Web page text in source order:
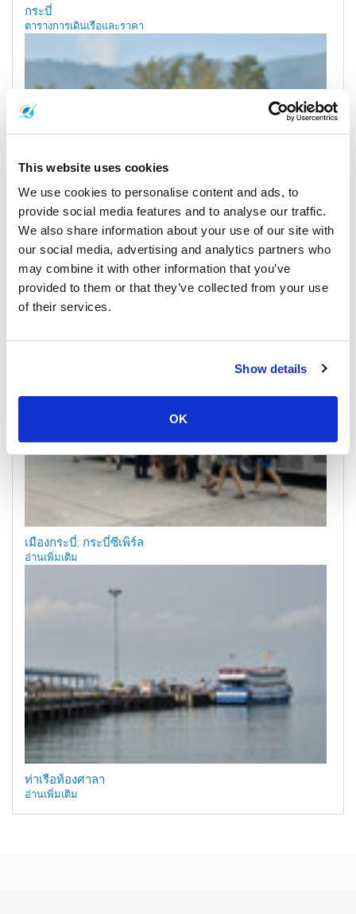
This website uses cookies
We use cookies to personalise content and ads, to
provide social media features and to analyse our traffic.
We also share information about your use of our site with
our social media, advertising and analytics partners who
may combine it with other information that you’ve
provided to them or that they’ve collected from your use
of their services.
Show details
OK
กระบี่
ตารางการเดินเรือและราคา
เกาะพะงัน
ตารางการเดินเรือและราคา
ท่าเรือและจุดรับส่ง
เมืองกระบี่: กระบี่ซีเพิร์ล
อ่านเพิ่มเติม
ท่าเรือท้องศาลา
อ่านเพิ่มเติม